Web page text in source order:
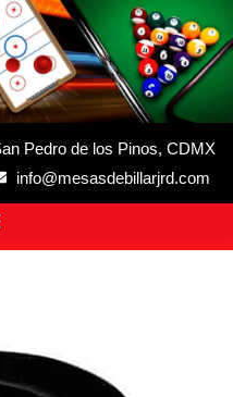
Pedro de los Pinos, CDMX
info@mesasdebillarjrd.com